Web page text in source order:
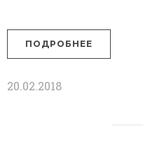
ПОДРОБНЕЕ
20.02.2018